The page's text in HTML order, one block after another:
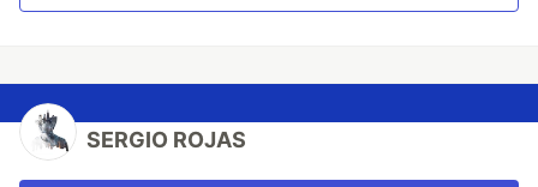
SERGIO ROJAS